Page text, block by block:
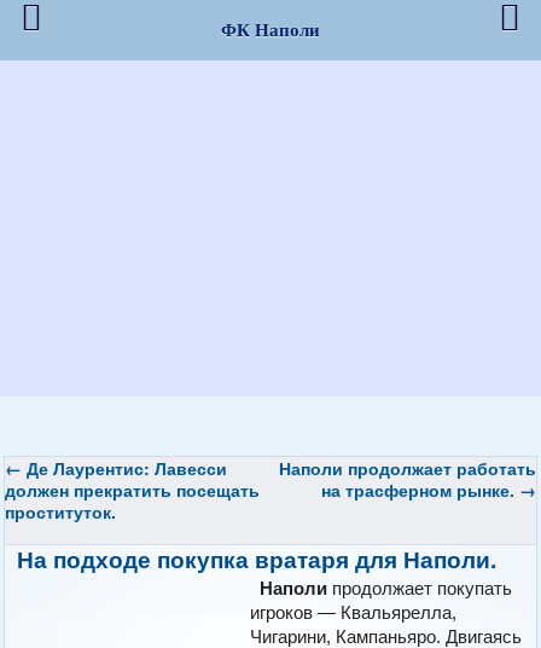
← Де Лаурентис: Лавесси
должен прекратить посещать
проституток.
Наполи продолжает работать
на трасферном рынке. →
На подходе покупка вратаря для Наполи.
Наполи продолжает покупать
игроков — Квальярелла,
Чигарини, Кампаньяро. Двигаясь
ФК Наполи